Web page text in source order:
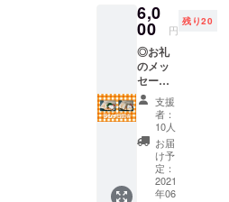
す。 ※
予定方
法は、
チケッ
トに記
載しま
す。 有
効期
限：２
０２１
年１０
月末日
ntbootl
egstore
坂本 一
さんデ
ザイ
ン） ※
スタッ
フTシャ
ツと同
色のク
ラウド
ファン
ディン
グ限定
6,0
00 円
残り20
◎お礼
のメッ
セージ
◎ROM
MYラン
チ券5回
券！ラ
ンチ券
５枚を
お送り
させて
支援
者：
10人
お届
け予
定：
2021
年06